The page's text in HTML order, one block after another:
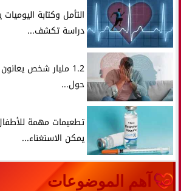
التأمل وكتابة
دراسة تكشف...
1.2 مليار شخص
حول...
تطعيمات مهمة
يمكن الاستغناء...
آهم الموضوعات